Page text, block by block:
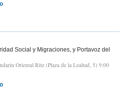
Social y Migraciones, y Portavoz del
Oriental Ritz (Plaza de la Lealtad, 5) 9:00